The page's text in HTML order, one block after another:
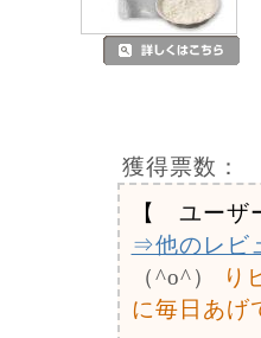
獲得票数：
【 ユーザ
⇒他のレビ
（^o^）
り
に毎日あげ